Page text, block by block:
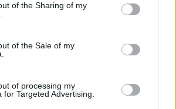
or usage behaviour. You may click to
to Google and its third-party tags to
specified purposes in below Google
of the Sharing of my
of the Sale of my
of processing my
for Targeted Advertising.